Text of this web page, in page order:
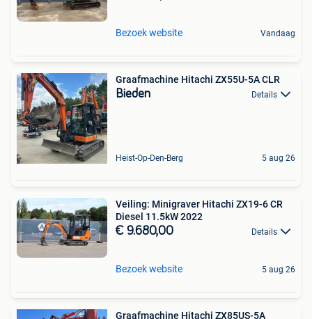
Bezoek website Vandaag
Graafmachine Hitachi ZX55U-5A CLR
Bieden Details
Heist-Op-Den-Berg 5 aug 26
Veiling: Minigraver Hitachi ZX19-6 CR
Diesel 11.5kW 2022
€ 9.680,00 Details
Bezoek website 5 aug 26
Graafmachine Hitachi ZX85US-5A